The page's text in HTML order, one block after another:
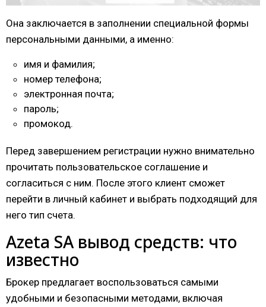
Она заключается в заполнении специальной формы
персональными данными, а именно:
имя и фамилия;
номер телефона;
электронная почта;
пароль;
промокод.
Перед завершением регистрации нужно внимательно
прочитать пользовательское соглашение и
согласиться с ним. После этого клиент сможет
перейти в личный кабинет и выбрать подходящий для
него тип счета.
Azeta SA вывод средств: что
известно
Брокер предлагает воспользоваться самыми
удобными и безопасными методами, включая